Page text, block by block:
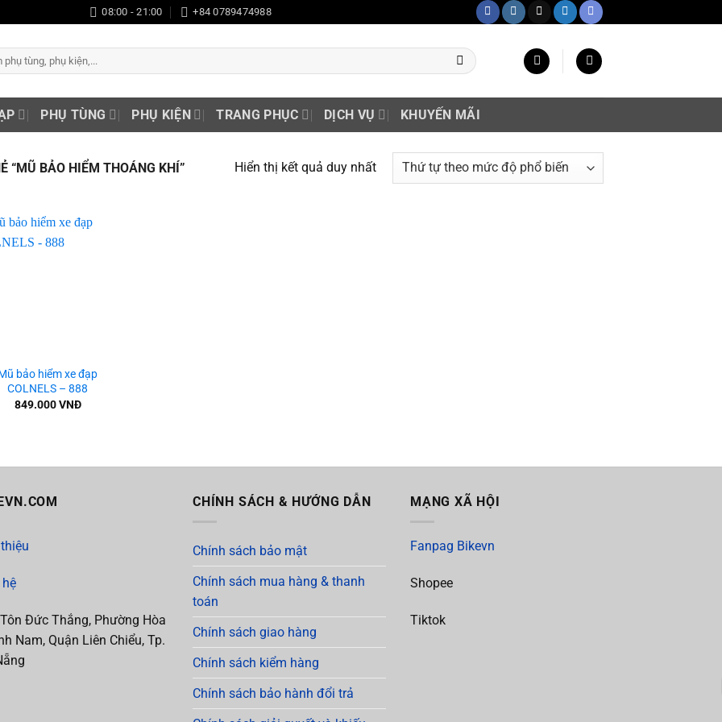
08:00 - 21:00 +84 0789474988
PHỤ TÙNG PHỤ KIỆN TRANG PHỤC DỊCH VỤ KHUYẾN MÃI
“MŨ BẢO HIỂM THOÁNG KHÍ” Hiển thị kết quả duy nhất
bảo hiểm xe đạp
COLNELS – 888
849.000VNĐ
Đức Thắng, Phường Hòa
Nam, Quận Liên Chiểu, Tp.
CHÍNH SÁCH & HƯỚNG DẪN
Chính sách bảo mật
Chính sách mua hàng & thanh
toán
Chính sách giao hàng
Chính sách kiểm hàng
Chính sách bảo hành đổi trả
MẠNG XÃ HỘI
Fanpag Bikevn
Shopee
Tiktok